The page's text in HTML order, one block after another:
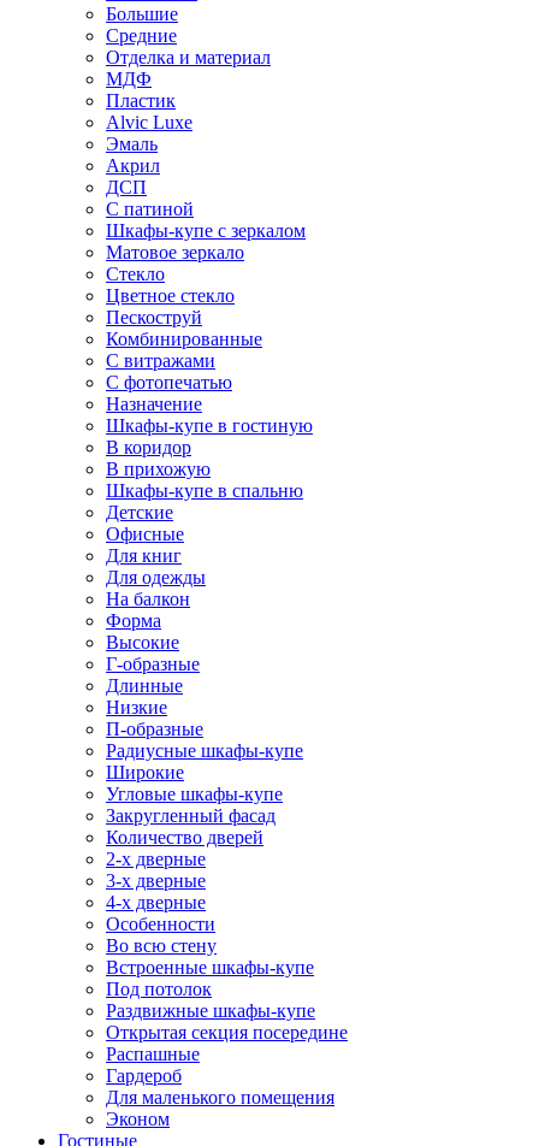
Большие
Средние
Отделка и материал
МДФ
Пластик
Alvic Luxe
Эмаль
Акрил
ДСП
С патиной
Шкафы-купе с зеркалом
Матовое зеркало
Стекло
Цветное стекло
Пескоструй
Комбинированные
С витражами
С фотопечатью
Назначение
Шкафы-купе в гостиную
В коридор
В прихожую
Шкафы-купе в спальню
Детские
Офисные
Для книг
Для одежды
На балкон
Форма
Высокие
Г-образные
Длинные
Низкие
П-образные
Радиусные шкафы-купе
Широкие
Угловые шкафы-купе
Закругленный фасад
Количество дверей
2-х дверные
3-х дверные
4-х дверные
Особенности
Во всю стену
Встроенные шкафы-купе
Под потолок
Раздвижные шкафы-купе
Открытая секция посередине
Распашные
Гардероб
Для маленького помещения
Эконом
Гостиные